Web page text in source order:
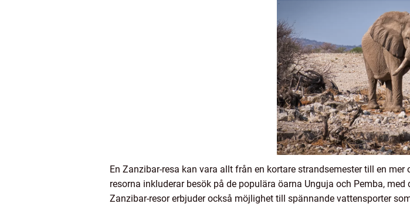
En Zanzibar-resa kan vara allt från en kortare strandsemester till en
resorna inkluderar besök på de populära öarna Unguja och Pemba,
Zanzibar-resor erbjuder också möjlighet till spännande vattensporter